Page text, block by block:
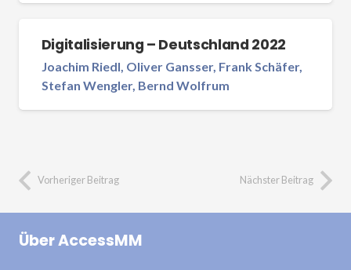
Digitalisierung – Deutschland 2022
Joachim Riedl, Oliver Gansser, Frank Schäfer,
Stefan Wengler, Bernd Wolfrum
Vorheriger Beitrag Nächster Beitrag
Über AccessMM